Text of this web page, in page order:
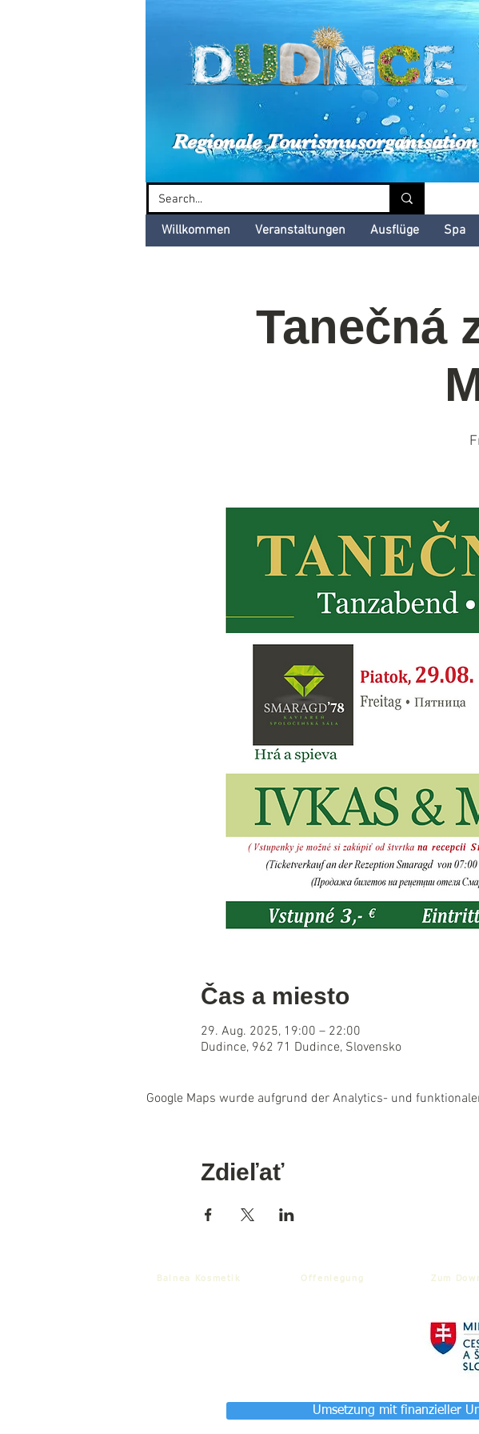
Dudinské
Regionale
Willkommen Veranstaltungen Ausflüge Spa
Tanečná
Čas a miesto
29. Aug. 2025, 19:00 – 22:00
Dudince, 962 71 Dudince, Slovensko
Google Maps wurde aufgrund der Analytics- und
Zdieľať
Balnea Kosmetik Offenlegung Zum
Umsetzung mit finanzieller